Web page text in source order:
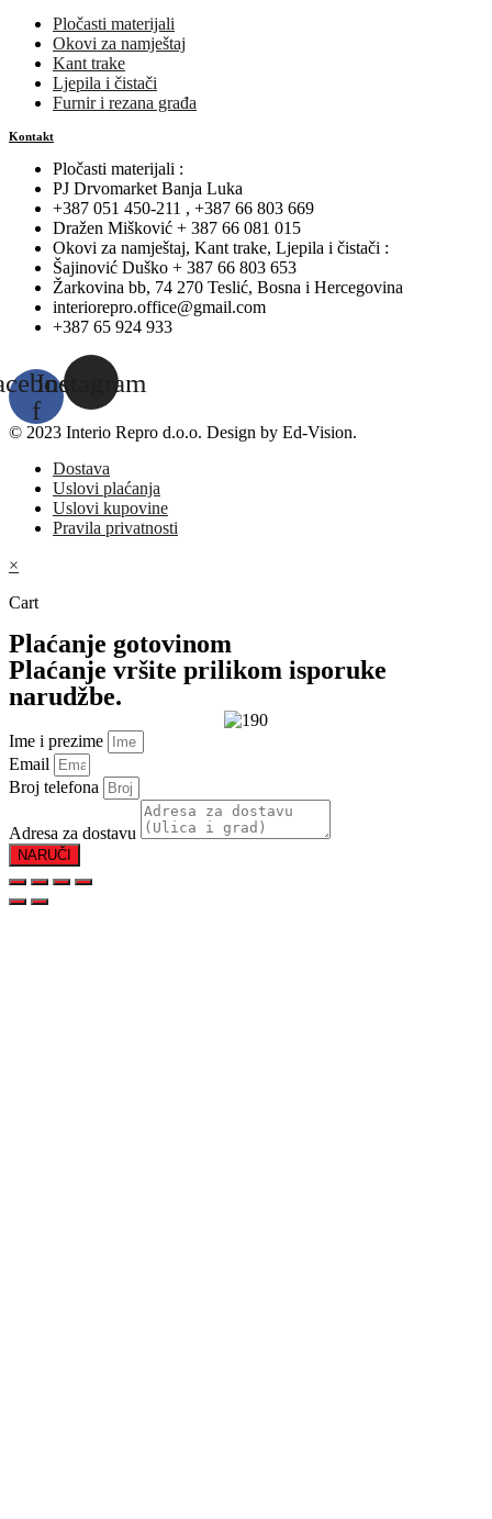
Pločasti materijali
Okovi za namještaj
Kant trake
Ljepila i čistači
Furnir i rezana građa
Kontakt
Pločasti materijali :
PJ Drvomarket Banja Luka
+387 051 450-211 , +387 66 803 669
Dražen Mišković + 387 66 081 015
Okovi za namještaj, Kant trake, Ljepila i čistači :
Šajinović Duško + 387 66 803 653
Žarkovina bb, 74 270 Teslić, Bosna i Hercegovina
interiorepro.office@gmail.com
+387 65 924 933
f
Instagram
© 2023 Interio Repro d.o.o. Design by Ed-Vision.
Dostava
Uslovi plaćanja
Uslovi kupovine
Pravila privatnosti
×
Cart
Plaćanje gotovinom
Plaćanje vršite prilikom isporuke
narudžbe.
Ime i prezime
Email
Broj telefona
Adresa za dostavu
NARUČI